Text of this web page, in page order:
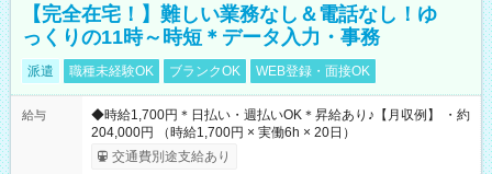
【完全在宅！】難しい業務なし＆電話なし！ゆ
っくりの11時～時短＊データ入力・事務
派遣 職種未経験OK ブランクOK WEB登録・面接OK
給与
◆時給1,700円＊日払い・週払いOK＊昇給あり♪【月収例】 ・約
204,000円 （時給1,700円 × 実働6h × 20日）
交通費別途支給あり